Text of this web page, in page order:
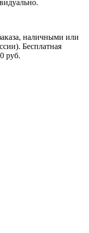
наличными или
Бесплатная
руб.